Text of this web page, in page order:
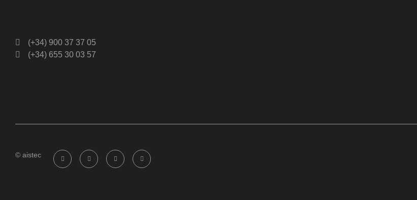
(+34) 900 37 37 05
(+34) 655 30 03 57
© aistec